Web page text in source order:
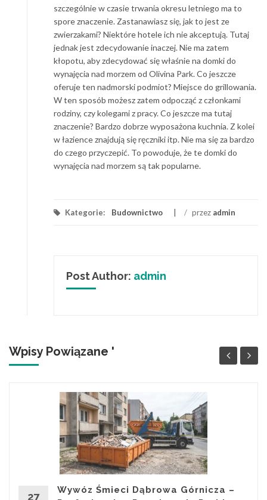
szczególnie w czasie trwania okresu letniego ma to
spore znaczenie. Zastanawiasz się, jak to jest ze
zwierzakami? Niektóre hotele ich nie akceptują. Tutaj
jednak jest zdecydowanie inaczej. Nie ma zatem
kłopotu, aby zdecydować się właśnie na domki do
wynajęcia nad morzem od Olivina Park. Co jeszcze
oferuje ten nadmorski podmiot? Miejsce do grillowania.
W ten sposób możesz zatem odpocząć z członkami
rodziny, czy kolegami z pracy. Co jeszcze ma tutaj
znaczenie? Bardzo dobrze wyposażona kuchnia. Z kolei
w łazience znajdują się ręczniki itp. Nie ma się za bardzo
do czego przyczepić. To powoduje, że te domki do
wynajęcia nad morzem są tak popularne.
Kategorie: Budownictwo / przez admin
Post Author: admin
Wpisy Powiązane '
27
Wywóz Śmieci Dąbrowa Górnicza –